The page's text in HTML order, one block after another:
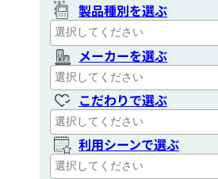
製品種別を選ぶ
メーカーを選ぶ
こだわりで選ぶ
利用シーンで選ぶ